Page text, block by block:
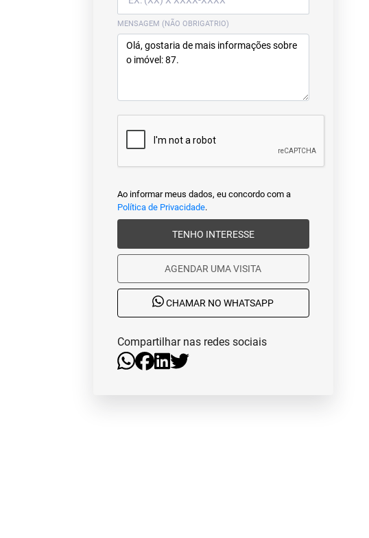
MENSAGEM (NÃO OBRIGATRIO)
Ao informar meus dados, eu concordo com a
Política de Privacidade.
TENHO INTERESSE
AGENDAR UMA VISITA
CHAMAR NO WHATSAPP
Compartilhar nas redes sociais